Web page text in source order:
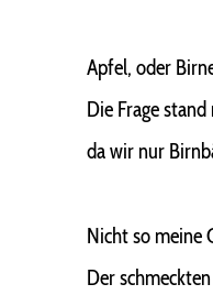
Apfel, oder
Die Frage
da wir nur
Nicht so meine
Der